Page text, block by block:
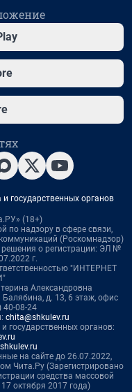
государственных органов
(18+)
по надзору в сфере связи,
(Роскомнадзор)
о регистрации: ЭЛ №
г.
"ИНТЕРНЕТ
Александровна
Балябина, д. 13, 6 этаж, офис
40-08-24
chita@shkulev.ru
государственных органов:
на сайте до 26.07.2022,
Чита.Ру (Зарегистрировано
средства массовой
октября 2017 года)